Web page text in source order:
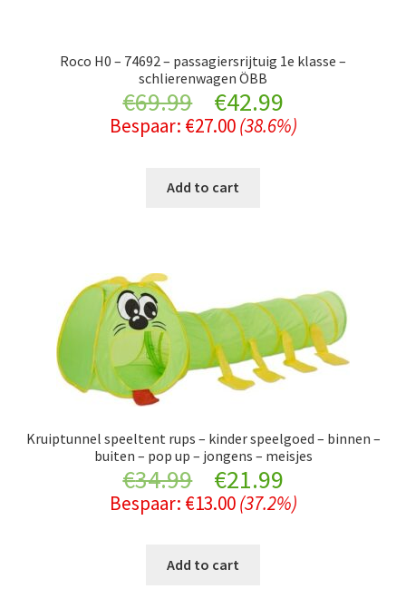
Roco H0 – 74692 – passagiersrijtuig 1e klasse –
schlierenwagen ÖBB
€69.99
Original
price
was:
€42.99Current
price
Bespaar: €27.00 (38.6%)
Add to cart
Kruiptunnel speeltent rups – kinder speelgoed – binnen –
buiten – pop up – jongens – meisjes
€34.99
Original
price
was:
€21.99Current
price
Bespaar: €13.00 (37.2%)
Add to cart